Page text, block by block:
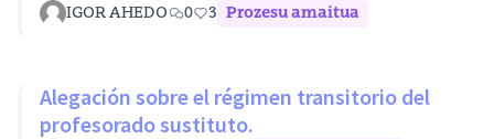
IGOR AHEDO 0 3 Prozesu amaitua
Alegación sobre el régimen transitorio del
profesorado sustituto.